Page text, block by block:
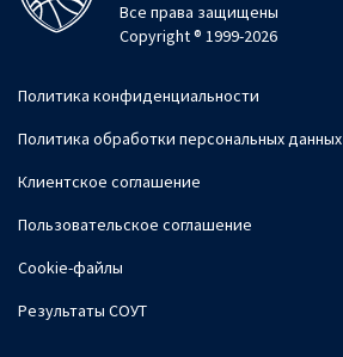
Все права защищены
Copyright ® 1999-2026
Политика конфиденциальности
Политика обработки персональных данных
Клиентское соглашение
Пользовательское соглашение
Cookie-файлы
Результаты СОУТ